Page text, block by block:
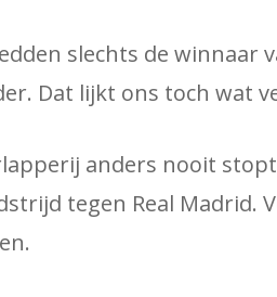
slechts de winnaar
Dat lijkt ons toch wat
anders nooit
tegen Real Madrid.